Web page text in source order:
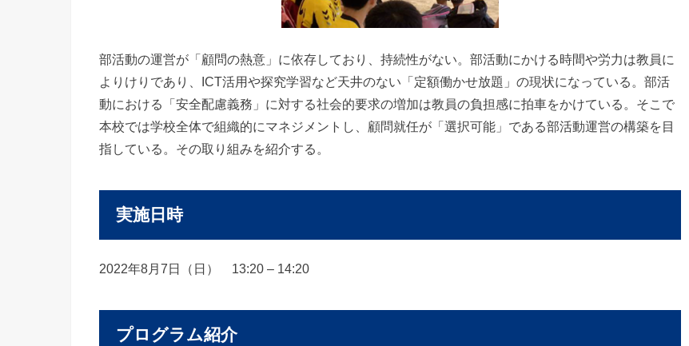
部活動の運営が「顧問の熱意」に依存しており、持続性がない。部活動にかける時間や労力は教員に
よりけりであり、ICT活用や探究学習など天井のない「定額働かせ放題」の現状になっている。部活
動における「安全配慮義務」に対する社会的要求の増加は教員の負担感に拍車をかけている。そこで
本校では学校全体で組織的にマネジメントし、顧問就任が「選択可能」である部活動運営の構築を目
指している。その取り組みを紹介する。
実施日時
2022年8月7日（日） 13:20 – 14:20
プログラム紹介